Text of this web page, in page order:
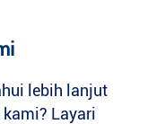
lebih lanjut
Layari